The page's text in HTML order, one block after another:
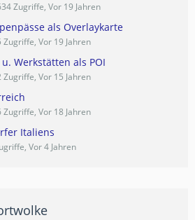
Zugriffe, Vor 19 Jahren
als Overlaykarte
Vor 19 Jahren
Werkstätten als POI
Vor 15 Jahren
Vor 18 Jahren
Italiens
Vor 4 Jahren